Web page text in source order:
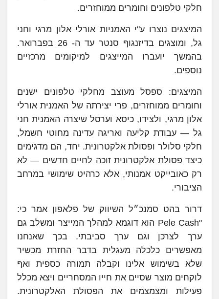
חלקי טלפונים וחומרים ממוחזרים.
המיצגים נוצרו ע"י האמניות אורלי אלון מרגי וחני
גל, ומוצגים בדיזנגוף סנטר עד ה- 26 בפברואר.
בהמשך יועברו המייצגים למיקומים מרכזיים
נוספים.
המיצגים: ספסל מעוצב מחלקי טלפונים ישנים
וחומרים ממוחזרים, פרי יצירתה של האמנית אורלי
אלון מרגי, ולצידו, כיסא וערסל שיצרה האמנית חני
גל — עבודת קליעה ואריגה עדינה מחוטי חשמל,
חלקי סלולר ופסולת אלקטרונית. יחד, הם מדגימים
כיצד פסולת אלקטרונית זוכה לחיים חדשים — לא
רק כאובייקט אמנותי, אלא כרהיט שימושי במרחב
הציבורי.
דרור בהט סמנכ״ל השיווק של פלאפון אמר כי:
"Pele Cash הוא דוגמא למהלך המייצר ומשלב גם
ערך לצרכן וגם ערך סביבתי. בכך שאנחנו
מאפשרים כלכלה מעגלית בדבר החזרת מכשיר
שלא בשימוש אלינו וקבלה תמורה כספית ואף
לוקחים מוצר שסיים את חייו המסחריים ויצא מכלל
פעילות ומצמצמים את הפסולת האלקטרונית.